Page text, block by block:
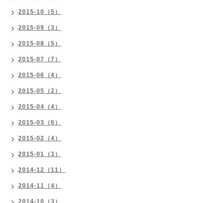
2015-10（5）
2015-09（3）
2015-08（5）
2015-07（7）
2015-06（4）
2015-05（2）
2015-04（4）
2015-03（6）
2015-02（4）
2015-01（3）
2014-12（11）
2014-11（4）
2014-10（3）